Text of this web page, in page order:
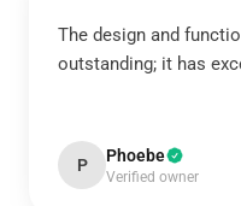
The design and
outstanding; it has
P Phoebe
Verified owner